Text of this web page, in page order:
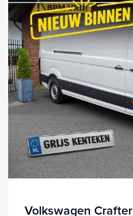
Volkswagen Crafter